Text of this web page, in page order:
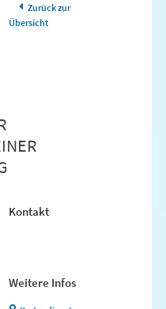
Zurück zur
Übersicht
Kontakt
Weitere Infos